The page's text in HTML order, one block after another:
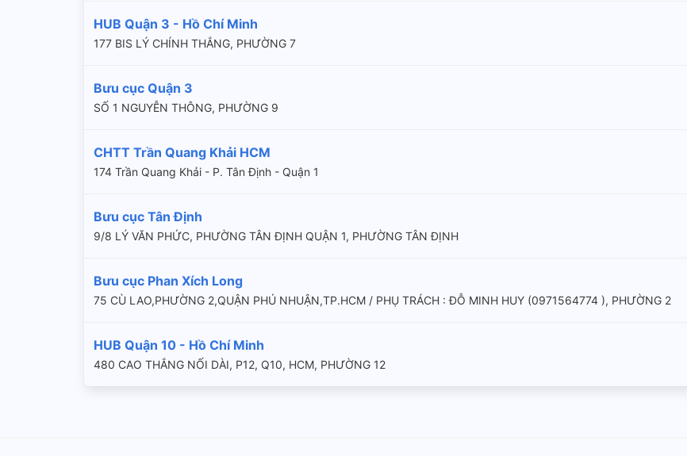
HUB Quận 3 - Hồ Chí Minh
177 BIS LÝ CHÍNH THẮNG, PHƯỜNG 7
Bưu cục Quận 3
SỐ 1 NGUYỄN THÔNG, PHƯỜNG 9
CHTT Trần Quang Khải HCM
174 Trần Quang Khải - P. Tân Định - Quận 1
Bưu cục Tân Định
9/8 LÝ VĂN PHỨC, PHƯỜNG TÂN ĐỊNH QUẬN 1, PHƯỜNG TÂN ĐỊNH
Bưu cục Phan Xích Long
75 CÙ LAO,PHƯỜNG 2,QUẬN PHÚ NHUẬN,TP.HCM / PHỤ TRÁCH : ĐỖ MINH HUY (0971564774 ), PHƯỜNG 2
HUB Quận 10 - Hồ Chí Minh
480 CAO THẮNG NỐI DÀI, P12, Q10, HCM, PHƯỜNG 12